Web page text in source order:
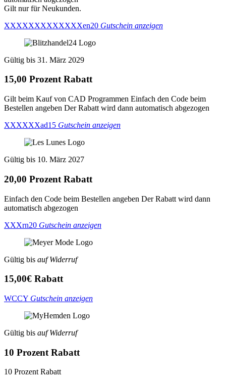
Gilt nur für Neukunden.
XXXXXXXXXXXXXen20 Gutschein anzeigen
Gültig bis 31. März 2029
15,00 Prozent Rabatt
Gilt beim Kauf von CAD Programmen Einfach den Code beim
Bestellen angeben Der Rabatt wird dann automatisch abgezogen
XXXXXXad15 Gutschein anzeigen
Gültig bis 10. März 2027
20,00 Prozent Rabatt
Einfach den Code beim Bestellen angeben Der Rabatt wird dann
automatisch abgezogen
XXXrn20 Gutschein anzeigen
Gültig bis auf Widerruf
15,00€ Rabatt
WCCY Gutschein anzeigen
Gültig bis auf Widerruf
10 Prozent Rabatt
10 Prozent Rabatt